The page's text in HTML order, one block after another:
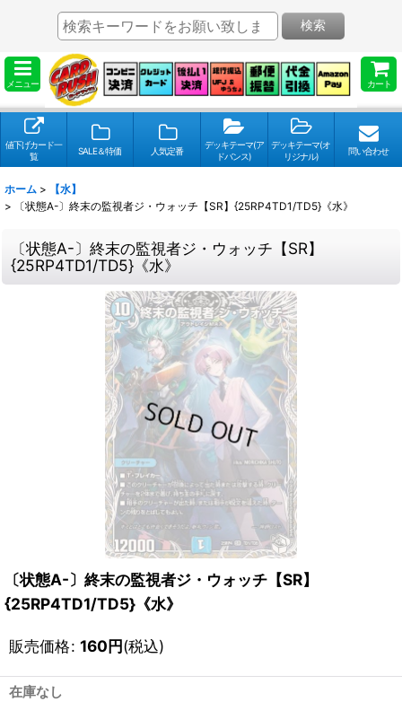
メニュー カート
検索
値下げカード一
覧
SALE＆特価 人気定番
デッキテーマ(ア
ドバンス)
デッキテーマ(オ
リジナル)
問い合わせ
ホーム >
【水】
>
〔状態A-〕終末の監視者ジ・ウォッチ【SR】{25RP4TD1/TD5}《水》
〔状態A-〕終末の監視者ジ・ウォッチ【SR】
{25RP4TD1/TD5}《水》
〔状態A-〕終末の監視者ジ・ウォッチ【SR】
{25RP4TD1/TD5}《水》
販売価格: 160円(税込)
在庫なし